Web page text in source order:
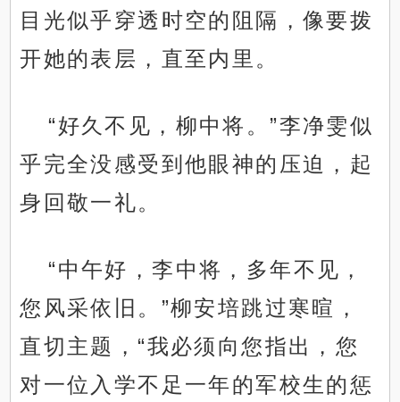
目光似乎穿透时空的阻隔，像要拨
开她的表层，直至内里。
“好久不见，柳中将。”李净雯似
乎完全没感受到他眼神的压迫，起
身回敬一礼。
“中午好，李中将，多年不见，
您风采依旧。”柳安培跳过寒暄，
直切主题，“我必须向您指出，您
对一位入学不足一年的军校生的惩